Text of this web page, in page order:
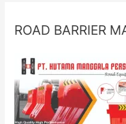
ROAD BARRIER